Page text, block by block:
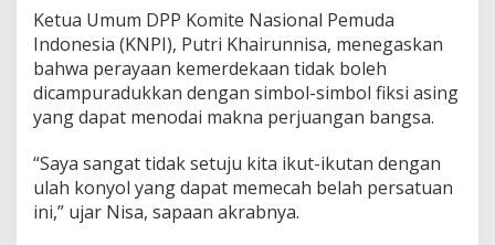
Ketua Umum DPP Komite Nasional Pemuda
Indonesia (KNPI), Putri Khairunnisa, menegaskan
bahwa perayaan kemerdekaan tidak boleh
dicampuradukkan dengan simbol-simbol fiksi asing
yang dapat menodai makna perjuangan bangsa.
“Saya sangat tidak setuju kita ikut-ikutan dengan
ulah konyol yang dapat memecah belah persatuan
ini,” ujar Nisa, sapaan akrabnya.